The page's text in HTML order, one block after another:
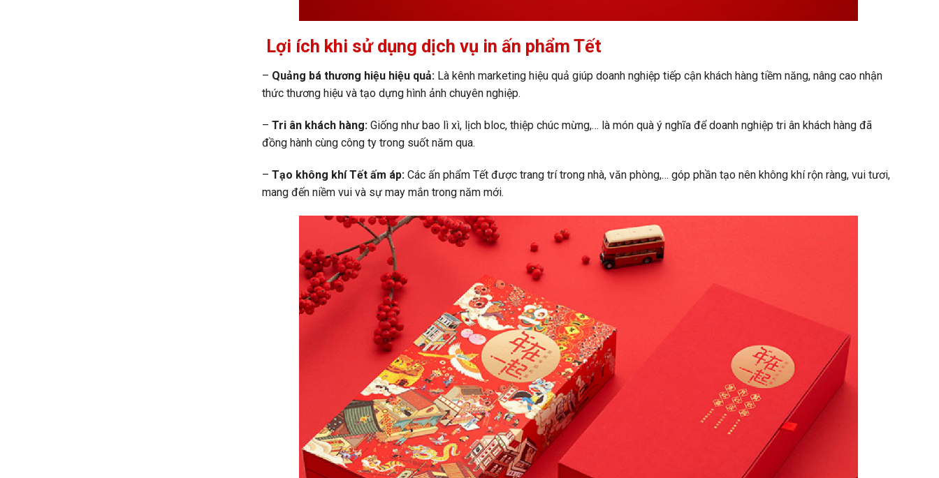
Lợi ích khi sử dụng dịch vụ in ấn phẩm Tết
– Quảng bá thương hiệu hiệu quả: Là kênh marketing hiệu quả giúp doanh nghiệp tiếp cận khách hàng tiềm năng, nâng cao nhận
thức thương hiệu và tạo dựng hình ảnh chuyên nghiệp.
– Tri ân khách hàng: Giống như bao lì xì, lịch bloc, thiệp chúc mừng,… là món quà ý nghĩa để doanh nghiệp tri ân khách hàng đã
đồng hành cùng công ty trong suốt năm qua.
– Tạo không khí Tết ấm áp: Các ấn phẩm Tết được trang trí trong nhà, văn phòng,… góp phần tạo nên không khí rộn ràng, vui tươi,
mang đến niềm vui và sự may mắn trong năm mới.